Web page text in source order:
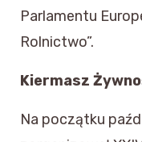
Parlamentu
Rolnictwo”.
Kiermasz
Na początku